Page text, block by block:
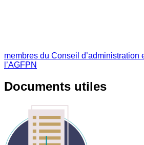
membres du Conseil d’administration
l’AGFPN
Documents utiles